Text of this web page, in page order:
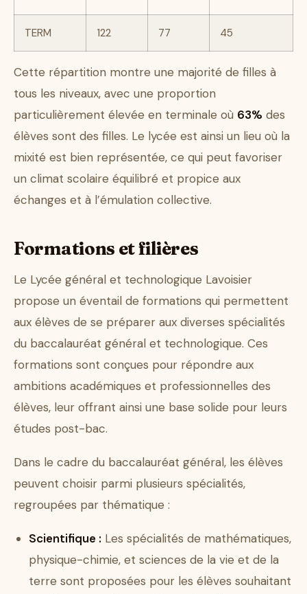
TERM 122 77 45
Cette répartition montre une majorité de filles à
tous les niveaux, avec une proportion
particulièrement élevée en terminale où 63% des
élèves sont des filles. Le lycée est ainsi un lieu où la
mixité est bien représentée, ce qui peut favoriser
un climat scolaire équilibré et propice aux
échanges et à l’émulation collective.
Formations et filières
Le Lycée général et technologique Lavoisier
propose un éventail de formations qui permettent
aux élèves de se préparer aux diverses spécialités
du baccalauréat général et technologique. Ces
formations sont conçues pour répondre aux
ambitions académiques et professionnelles des
élèves, leur offrant ainsi une base solide pour leurs
études post-bac.
Dans le cadre du baccalauréat général, les élèves
peuvent choisir parmi plusieurs spécialités,
regroupées par thématique :
Scientifique : Les spécialités de mathématiques,
physique-chimie, et sciences de la vie et de la
terre sont proposées pour les élèves souhaitant